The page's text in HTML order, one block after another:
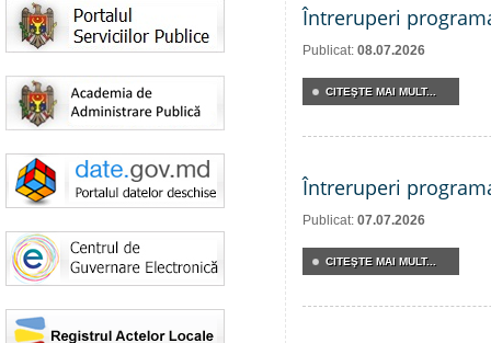
Întreruperi
Publicat: 08.07.2026
CITEŞTE MAI MULT...
Întreruperi
Publicat: 07.07.2026
CITEŞTE MAI MULT...